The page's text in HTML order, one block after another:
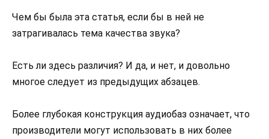
Чем бы была эта статья, если бы в ней не
затрагивалась тема качества звука?
Есть ли здесь различия? И да, и нет, и довольно
многое следует из предыдущих абзацев.
Более глубокая конструкция аудиобаз означает, что
производители могут использовать в них более